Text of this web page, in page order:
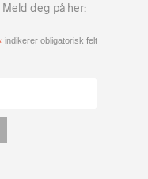
deg på her:
indikerer obligatorisk felt